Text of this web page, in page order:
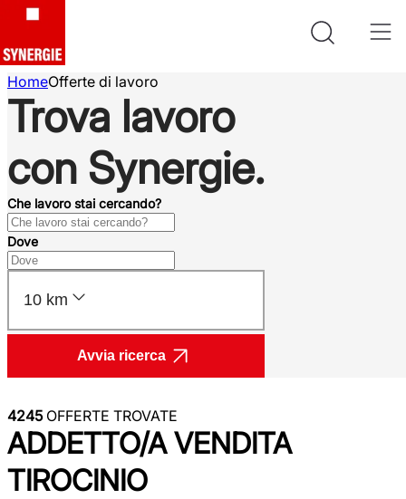
HomeOfferte di lavoro
Trova lavoro
con Synergie.
Che lavoro stai cercando?
Dove
10 km
Avvia ricerca
4245OFFERTE TROVATE
ADDETTO/A VENDITA
TIROCINIO